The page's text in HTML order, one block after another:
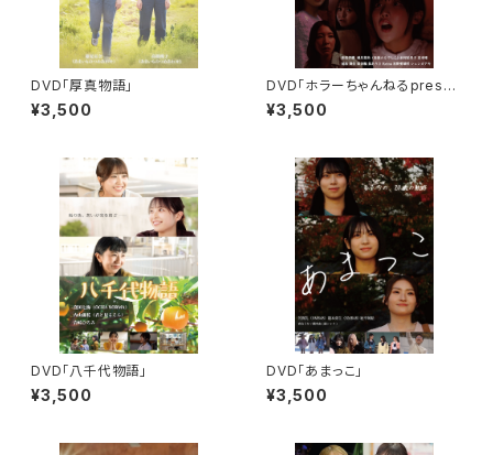
DVD「厚真物語」
¥3,500
DVD「ホラーちゃんねるpresen
ts埼玉の怖い話」
¥3,500
DVD「八千代物語」
¥3,500
DVD「あまっこ」
¥3,500